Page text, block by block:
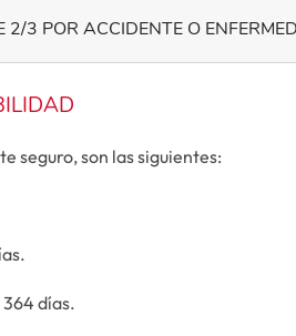
3 POR ACCIDENTE O
seguro, son las siguientes:
días.